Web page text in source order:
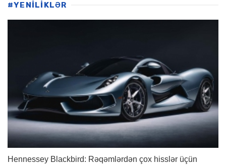
#YENİLİKLƏR
Hennessey Blackbird: Rəqəmlərdən çox hisslər üçün